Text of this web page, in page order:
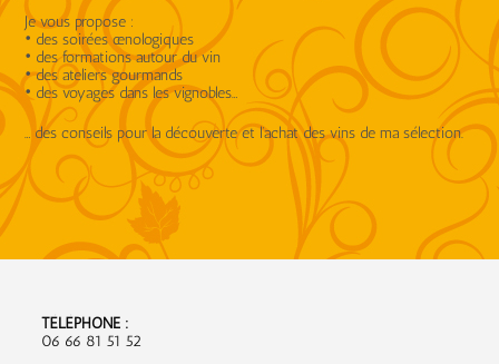
Je vous propose :
• des soirées œnologiques
• des formations autour du vin
• des ateliers gourmands
• des voyages dans les vignobles…
… des conseils pour la découverte et l’achat des vins de ma sélection.
TÉLÉPHONE :
06 66 81 51 52